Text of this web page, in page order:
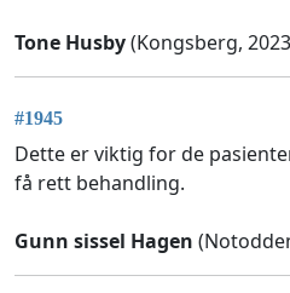
Tone Husby(Kongsberg,
#1945
Dette er viktig for de
få rett behandling.
Gunn sissel Hagen